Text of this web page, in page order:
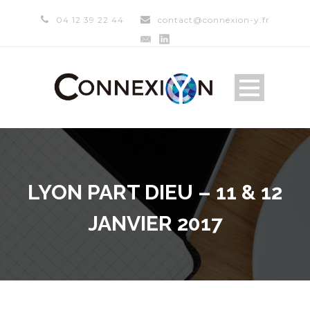
04 12 39 22 44 contact@connexion-y.fr
LYON PART DIEU – 11 & 12
JANVIER 2017